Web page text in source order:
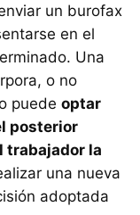
un burofax
en el
Una
o no
puede optar
posterior
trabajador la
una nueva
adoptada